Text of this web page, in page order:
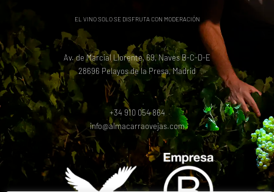
EL VINO SOLO SE DISFRUTA CON MODERACIÓN
Av. de Marcial Llorente, 69, Naves B-C-D-E
28696 Pelayos de la Presa, Madrid
+34 910 054 864
info@almacarraovejas.com